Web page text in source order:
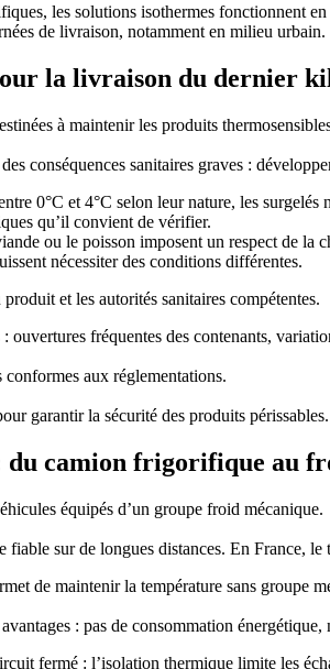
les solutions isothermes fonctionnent
de livraison, notamment en milieu urbain.
la livraison du dernier
à maintenir les produits
conséquences sanitaires graves :
0°C et 4°C selon leur nature, les
qu’il convient de vérifier.
ou le poisson imposent un respect de
nécessiter des conditions différentes.
et les autorités sanitaires compétentes.
fréquentes des contenants,
aux réglementations.
garantir la sécurité des produits périssables.
du camion frigorifique au
équipés d’un groupe froid mécanique.
fiable sur de longues distances. En France,
de maintenir la température sans groupe
: pas de consommation
fermé : l’isolation thermique limite les